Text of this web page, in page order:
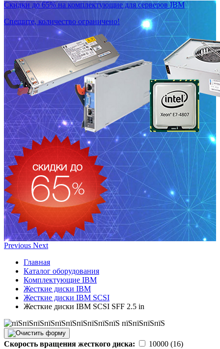
Скидки до 65% на комплектующие для серверов IBM
Спешите, количество ограничено!
Previous Next
Главная
Каталог оборудования
Комплектующие IBM
Жесткие диски IBM
Жесткие диски IBM SCSI
Жесткие диски IBM SCSI SFF 2.5 in
Скорость вращения жесткого диска:
10000 (16)